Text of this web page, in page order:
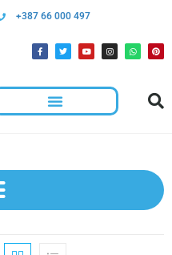
+387 66 000 497